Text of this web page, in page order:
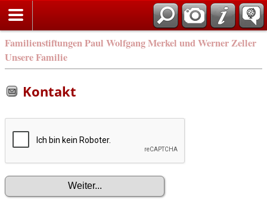
Familienstiftungen Paul Wolfgang Merkel und Werner Zeller
Unsere Familie
Kontakt